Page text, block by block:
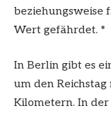
beziehungsweise
Wert gefährdet. *
In Berlin gibt es
um den
Kilometern. In